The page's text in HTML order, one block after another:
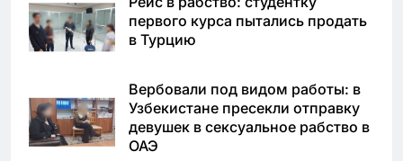
первого курса пытались продать
в Турцию
Вербовали под видом работы: в
Узбекистане пресекли отправку
девушек в сексуальное рабство в
ОАЭ